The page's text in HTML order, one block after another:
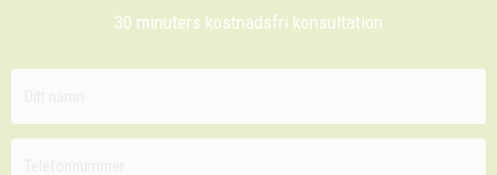
30 minuters kostnadsfri konsultation